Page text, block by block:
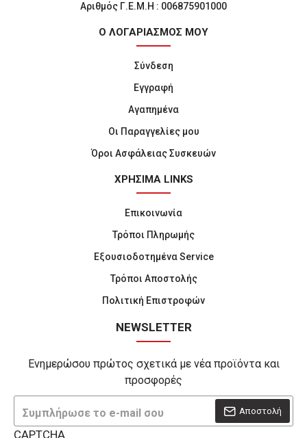
Αριθμός Γ.Ε.Μ.Η : 006875901000
Ο ΛΟΓΑΡΙΑΣΜΟΣ ΜΟΥ
Σύνδεση
Εγγραφή
Αγαπημένα
Οι Παραγγελίες μου
Όροι Ασφάλειας Συσκευών
ΧΡΗΣΙΜΑ LINKS
Επικοινωνία
Τρόποι Πληρωμής
Εξουσιοδοτημένα Service
Τρόποι Αποστολής
Πολιτική Επιστροφών
NEWSLETTER
Ενημερώσου πρώτος σχετικά με νέα προϊόντα και
προσφορές
Αποστολή
CAPTCHA